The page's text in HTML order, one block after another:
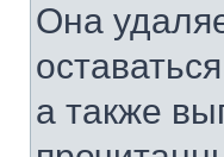
Она
а также